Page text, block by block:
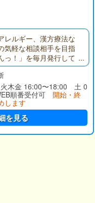
ルギー、漢方療法な
気軽な相談相手を目指
っ！」を毎月発行して
外から受付＆どこでも
◎電子カルテを導入し
木金 16:00〜18:00 土 0
順番受付可 開始・終
します
を見る